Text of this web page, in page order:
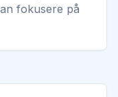
fokusere på